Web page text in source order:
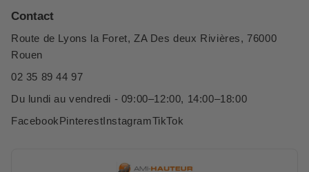
Contact
Route de Lyons la Foret, ZA Des deux Rivières, 76000
Rouen
02 35 89 44 97
Du lundi au vendredi - 09:00–12:00, 14:00–18:00
FacebookPinterestInstagramTikTok